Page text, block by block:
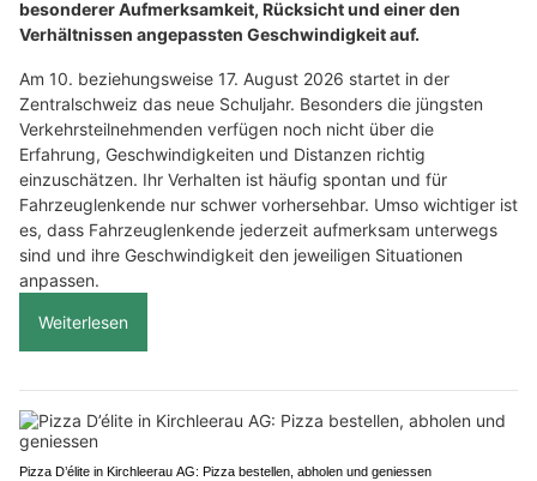
besonderer Aufmerksamkeit, Rücksicht und einer den
Verhältnissen angepassten Geschwindigkeit auf.
Am 10. beziehungsweise 17. August 2026 startet in der
Zentralschweiz das neue Schuljahr. Besonders die jüngsten
Verkehrsteilnehmenden verfügen noch nicht über die
Erfahrung, Geschwindigkeiten und Distanzen richtig
einzuschätzen. Ihr Verhalten ist häufig spontan und für
Fahrzeuglenkende nur schwer vorhersehbar. Umso wichtiger ist
es, dass Fahrzeuglenkende jederzeit aufmerksam unterwegs
sind und ihre Geschwindigkeit den jeweiligen Situationen
anpassen.
Weiterlesen
Pizza D’élite in Kirchleerau AG: Pizza bestellen, abholen und geniessen